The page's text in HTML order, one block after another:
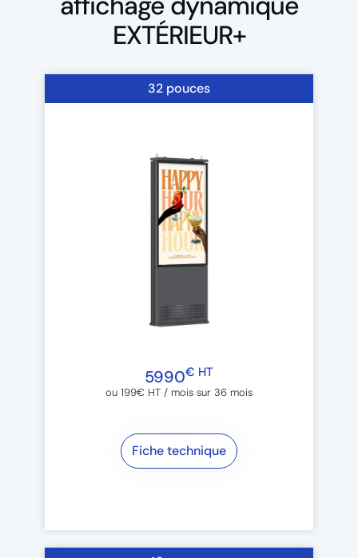
EXTÉRIEUR+
32 pouces
5990€ HT
ou 199€ HT / mois sur 36 mois​
Fiche technique